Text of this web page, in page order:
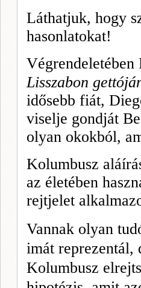
Láthatjuk, hogy
hasonlatokat!
Lisszabon
idősebb fiát,
viselje gondját
olyan okokból,
Kolumbusz
az életében
rejtjelet
Vannak olyan
imát reprezentál,
Kolumbusz